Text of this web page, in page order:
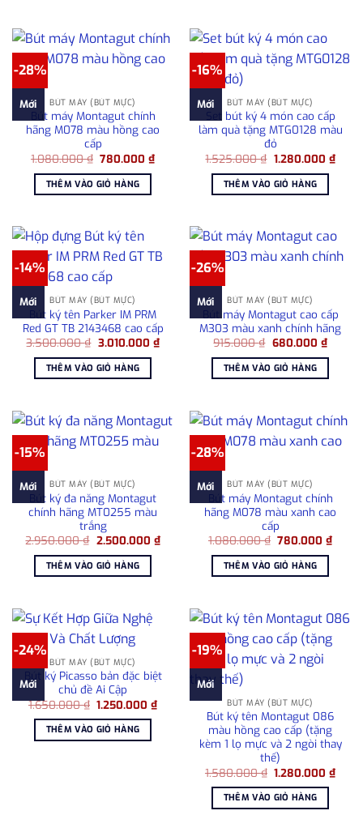
-28%
Mới BÚT MÁY (BÚT MỰC)
Bút máy Montagut chính
hãng M078 màu hồng cao
cấp
1.080.000₫ Giá
là:
1.080.000 ₫.
780.000₫Giá
hiện
THÊM VÀO GIỎ HÀNG
-16%
Mới BÚT MÁY (BÚT MỰC)
Set bút ký 4 món cao cấp
làm quà tặng MTG0128 màu
đỏ
1.525.000₫ Giá
là:
1.525.000 ₫.
1.280.000 ₫Giá
hiện
THÊM VÀO GIỎ HÀNG
-14%
Mới BÚT MÁY (BÚT MỰC)
Bút ký tên Parker IM PRM
Red GT TB 2143468 cao cấp
3.500.000₫ Giá
là:
3.500.000 ₫.
3.010.000 ₫Giá
hiện
3.010.000 ₫.
THÊM VÀO GIỎ HÀNG
-26%
Mới BÚT MÁY (BÚT MỰC)
Bút máy Montagut cao cấp
M303 màu xanh chính hãng
915.000₫ Giá
là:
915.000 ₫.
680.000 ₫Giá
hiện
tại
THÊM VÀO GIỎ HÀNG
-15%
Mới BÚT MÁY (BÚT MỰC)
Bút ký đa năng Montagut
chính hãng MT0255 màu
trắng
2.950.000₫ Giá
là:
2.950.000 ₫.
2.500.000 ₫Giá
hiện
2.500.000 ₫.
THÊM VÀO GIỎ HÀNG
-28%
Mới BÚT MÁY (BÚT MỰC)
Bút máy Montagut chính
hãng M078 màu xanh cao
cấp
1.080.000₫ Giá
là:
1.080.000 ₫.
780.000₫Giá
hiện
THÊM VÀO GIỎ HÀNG
-24%
Mới
BÚT MÁY (BÚT MỰC)
Bút ký Picasso bản đặc biệt
chủ đề Ai Cập
1.650.000₫ Giá
là:
1.650.000 ₫.
1.250.000₫Giá
hiện
1.250.000 ₫.
THÊM VÀO GIỎ HÀNG
-19%
Mới
BÚT MÁY (BÚT MỰC)
Bút ký tên Montagut 086
màu hồng cao cấp (tặng
kèm 1 lọ mực và 2 ngòi thay
thế)
1.580.000₫ Giá
là:
1.580.000 ₫.
1.280.000₫Giá
hiện
THÊM VÀO GIỎ HÀNG